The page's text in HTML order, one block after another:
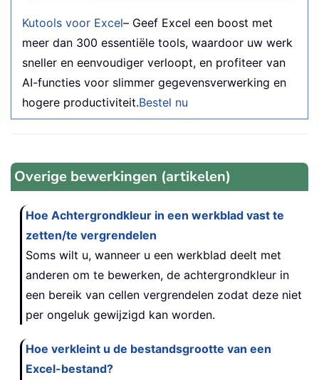
Kutools voor Excel– Geef Excel een boost met
meer dan 300 essentiële tools, waardoor uw werk
sneller en eenvoudiger verloopt, en profiteer van
AI-functies voor slimmer gegevensverwerking en
hogere productiviteit.Bestel nu
Overige bewerkingen (artikelen)
Hoe Achtergrondkleur in een werkblad vast te
zetten/te vergrendelen
Soms wilt u, wanneer u een werkblad deelt met
anderen om te bewerken, de achtergrondkleur in
een bereik van cellen vergrendelen zodat deze niet
per ongeluk gewijzigd kan worden.
Hoe verkleint u de bestandsgrootte van een
Excel-bestand?